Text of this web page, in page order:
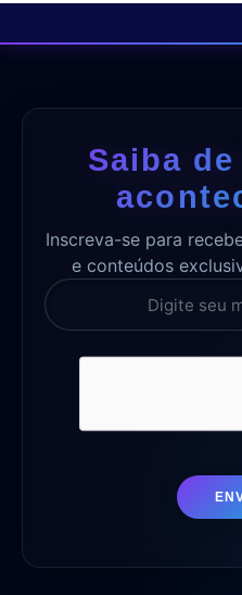
Saiba
Inscreva-se para
e conteúdos